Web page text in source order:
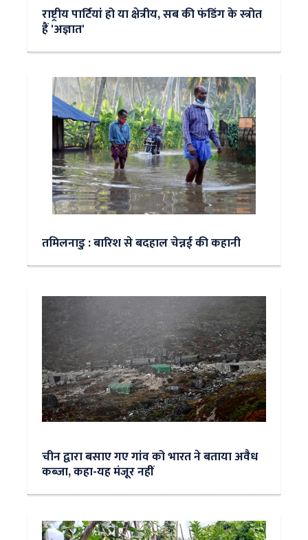
राष्ट्रीय पार्टियां हो या क्षेत्रीय, सब की फंडिंग के स्त्रोत
हैं 'अज्ञात'
तमिलनाडु : बारिश से बदहाल चेन्नई की कहानी
चीन द्वारा बसाए गए गांव को भारत ने बताया अवैध
कब्जा, कहा-यह मंजूर नहीं